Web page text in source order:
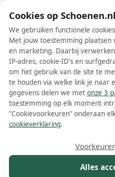
Rode Asics
Meer lezen
Cookies op Schoenen.nl
We gebruiken functionele
Met jouw toestemming plaatsen
en marketing. Daarbij
IP-adres, cookie-ID's en
om het gebruik van de site te
te houden via welke link je naar
gegevens delen we met onze 3
toestemming op elk moment
"Cookievoorkeuren" onderaan
cookieverklaring.
Alles